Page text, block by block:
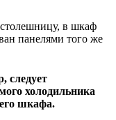
в шкаф
панелями того же
следует
холодильника
шкафа.